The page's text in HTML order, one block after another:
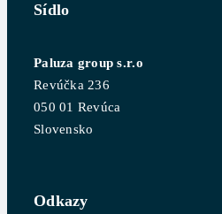
Sídlo
Paluza group s.r.o
Revúčka 236
050 01 Revúca
Slovensko
Odkazy